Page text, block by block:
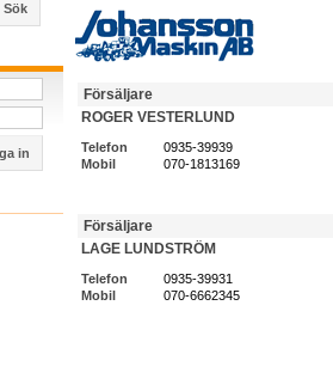
Sök
in
Försäljare
ROGER VESTERLUND
Telefon
0935-39939
Mobil
070-1813169
Försäljare
LAGE LUNDSTRÖM
Telefon
0935-39931
Mobil
070-6662345